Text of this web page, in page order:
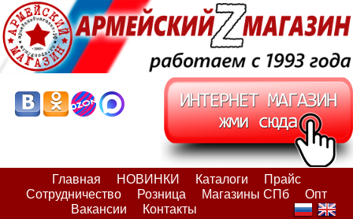
Главная НОВИНКИ Каталоги
Прайс
Сотрудничество
Розница Магазины СПб
Опт
Вакансии
Контакты